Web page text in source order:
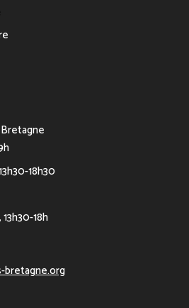
18h30
18h
bretagne.org